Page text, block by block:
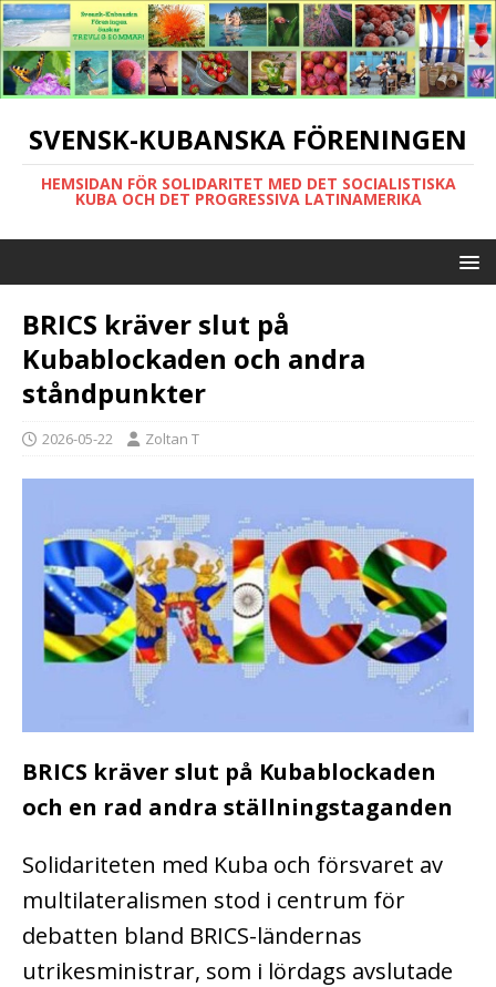
SVENSK-KUBANSKA FÖRENINGEN
HEMSIDAN FÖR SOLIDARITET MED DET SOCIALISTISKA
KUBA OCH DET PROGRESSIVA LATINAMERIKA
BRICS kräver slut på
Kubablockaden och andra
ståndpunkter
2026-05-22 Zoltan T
BRICS kräver slut på Kubablockaden
och en rad andra ställningstaganden
Solidariteten med Kuba och försvaret av
multilateralismen stod i centrum för
debatten bland BRICS-ländernas
utrikesministrar, som i lördags avslutade